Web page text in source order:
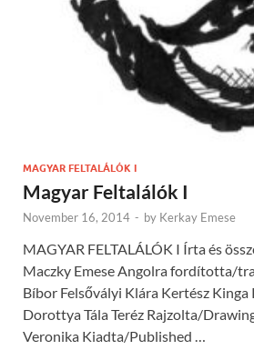
MAGYAR FELTALÁLÓK I
Magyar Feltalálók I
November 16, 2014 - by Kerkay Emese
MAGYAR FELTALÁLÓK I Írta és
Maczky Emese Angolra fordította/
Bíbor Felsővályi Klára Kertész Kinga
Dorottya Tála Teréz Rajzolta/
Veronika Kiadta/Published …